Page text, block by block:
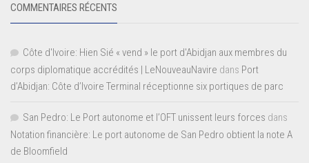
COMMENTAIRES RÉCENTS
Côte d'Ivoire: Hien Sié « vend » le port d'Abidjan aux membres du
corps diplomatique accrédités | LeNouveauNavire dans Port
d’Abidjan: Côte d’Ivoire Terminal réceptionne six portiques de parc
San Pedro: Le Port autonome et l’OFT unissent leurs forces dans
Notation financière: Le port autonome de San Pedro obtient la note A
de Bloomfield